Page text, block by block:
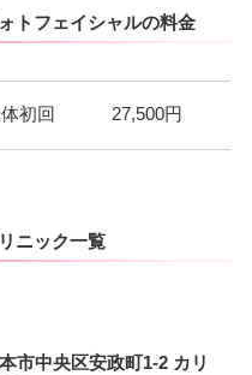
トフェイシャルの料金
初回 27,500円
ニック一覧
市中央区安政町1-2 カリ